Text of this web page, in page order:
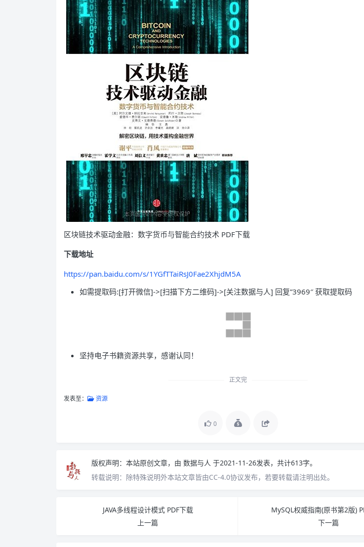
区块链技术驱动金融：数字货币与智能合约技术 PDF下载
下载地址
https://pan.baidu.com/s/1YGfTTaiRsJ0Fae2XhjdM5A
如需提取码:[打开微信]->[扫描下方二维码]->[关注数据与人] 回复”3969″ 获取提取码
坚持电子书籍资源共享，感谢认同！
正文完
发表至： 资源
0
版权声明： 本站原创文章，由 数据与人 于2021-11-26发表，共计613字。
转载说明： 除特殊说明外本站文章皆由CC-4.0协议发布，若要转载请注明出处。
JAVA多线程设计模式 PDF下载
上一篇
MySQL权威指南(原书第2版)
下一篇